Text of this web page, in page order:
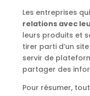
Les entreprises
relations avec
leurs produits et
tirer parti d’un
servir de
partager des
Pour résumer,